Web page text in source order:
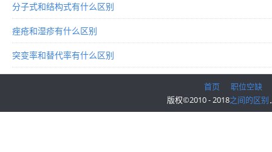
分子式和结构式有什么区别
痤疮和湿疹有什么区别
突变率和替代率有什么区别
首页
职位空缺
版权©2010 - 2018之间的区别